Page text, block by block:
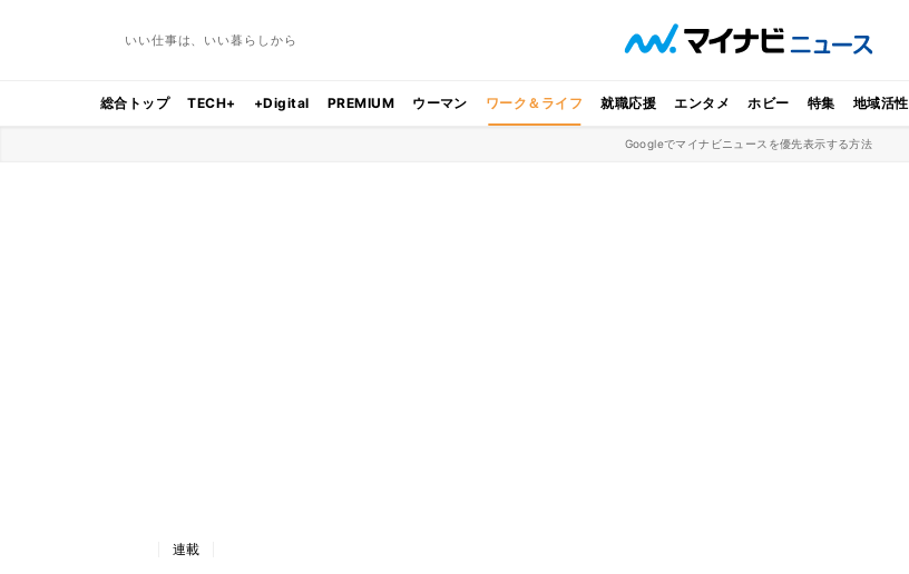
いい仕事は、いい暮らしから
総合トップ TECH+ +Digital PREMIUM ウーマン ワーク＆ライフ 就職応援 エンタメ ホビー 特集 地域活性
Googleでマイナビニュースを優先表示する方法
連載